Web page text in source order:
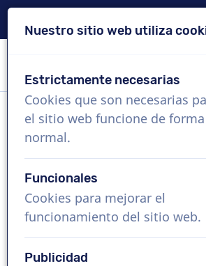
VoiceProductions
Marek
US$ 369,95
Vídeo corporativo , 1 - 250 palabras
Nuestro sitio web utiliza
Estrictamente necesarias
Cookies que son necesarias
el sitio web funcione de forma
normal.
Funcionales
Cookies para mejorar el
funcionamiento del sitio web.
Publicidad